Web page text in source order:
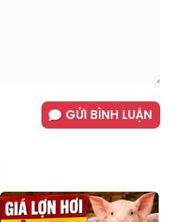
GỬI BÌNH LUẬN